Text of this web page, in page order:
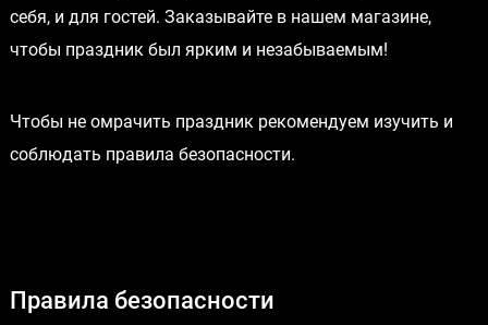
себя, и для гостей. Заказывайте в нашем магазине,
чтобы праздник был ярким и незабываемым!
Чтобы не омрачить праздник рекомендуем изучить и
соблюдать правила безопасности.
Правила безопасности